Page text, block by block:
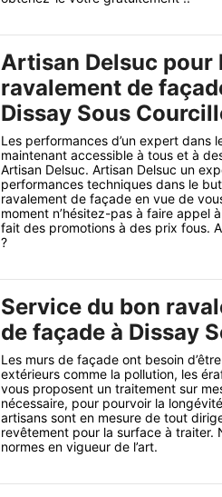
Artisan Delsuc pour
ravalement de
Dissay Sous
Les performances d’un expert dans
maintenant accessible à tous et à
Artisan Delsuc. Artisan Delsuc un
performances techniques dans le
ravalement de façade en vue de
moment n’hésitez-pas à faire appel
fait des promotions à des prix fous.
?
Service du bon
de façade à Dissay
Les murs de façade ont besoin
extérieurs comme la pollution, les
vous proposent un traitement sur
nécessaire, pour pourvoir la
artisans sont en mesure de tout
revêtement pour la surface à traiter.
normes en vigueur de l’art.